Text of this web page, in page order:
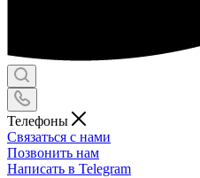
Телефоны
Связаться с нами
Позвонить нам
Написать в Telegram